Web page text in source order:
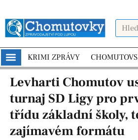
KRIMI ZPRÁVY
Levharti Chomutov
turnaj SD Ligy pro
třídu základní školy,
zajímavém formátu